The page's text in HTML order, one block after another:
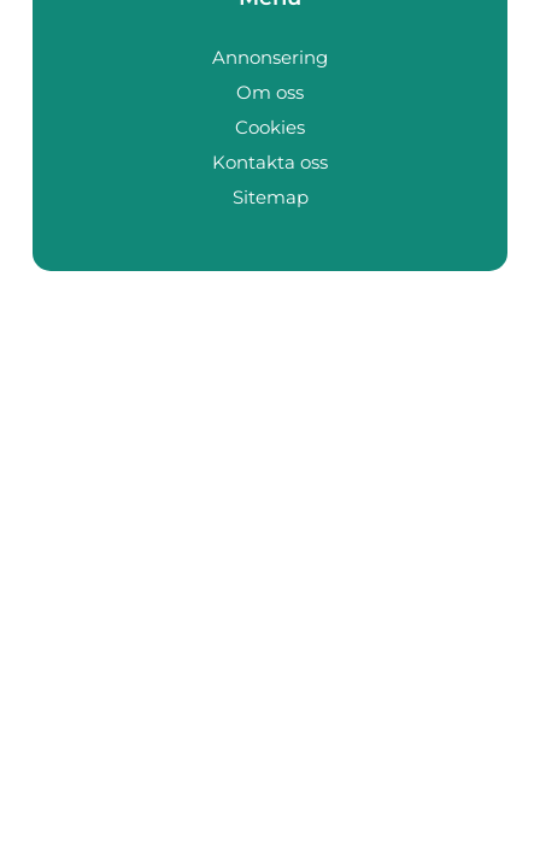
Annonsering
Om oss
Cookies
Kontakta oss
Sitemap